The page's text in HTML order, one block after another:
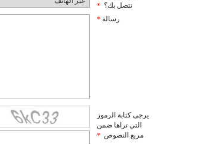
نتصل بك؟ *
رسالة *
يرجى كتابة الرموز
التي تراها ضمن
مربع النصوص *